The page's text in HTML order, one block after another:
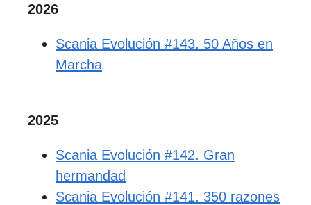
2026
Scania Evolución #143. 50 Años en
Marcha
2025
Scania Evolución #142. Gran
hermandad
Scania Evolución #141. 350 razones